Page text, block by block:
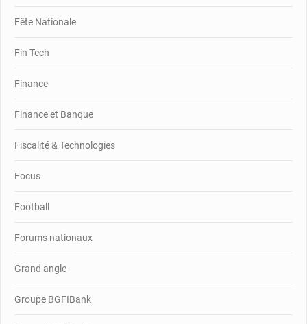
Fête Nationale
Fin Tech
Finance
Finance et Banque
Fiscalité & Technologies
Focus
Football
Forums nationaux
Grand angle
Groupe BGFIBank